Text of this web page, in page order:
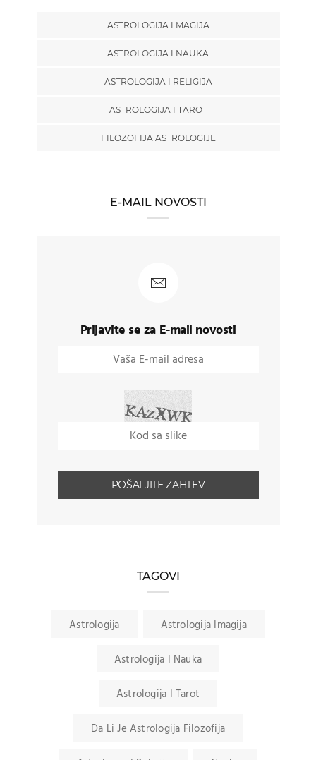
ASTROLOGIJA I MAGIJA
ASTROLOGIJA I NAUKA
ASTROLOGIJA I RELIGIJA
ASTROLOGIJA I TAROT
FILOZOFIJA ASTROLOGIJE
E-MAIL NOVOSTI
Prijavite se za E-mail novosti
TAGOVI
Astrologija Astrologija Imagija
Astrologija I Nauka
Astrologija I Tarot
Da Li Je Astrologija Filozofija